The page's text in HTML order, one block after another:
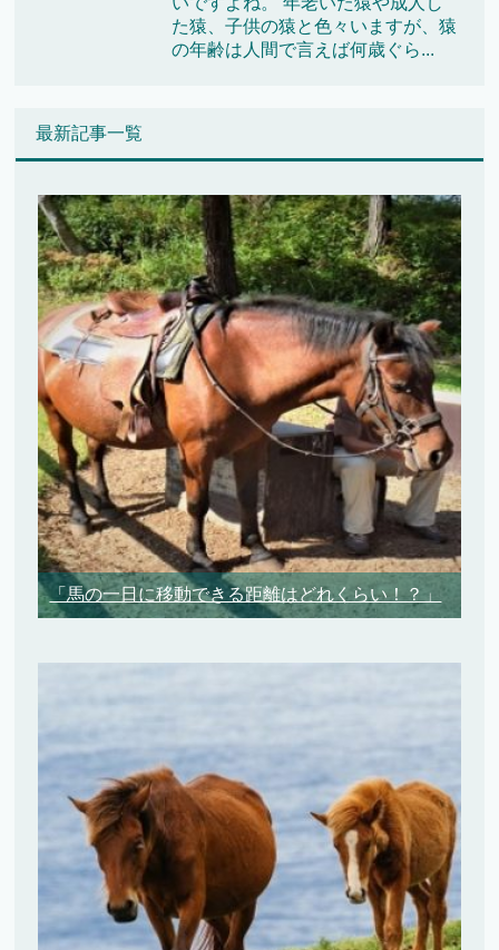
た猿、子供の猿と色々いますが、猿
の年齢は人間で言えば何歳ぐら...
最新記事一覧
「馬の一日に移動できる距離はどれくらい！？」